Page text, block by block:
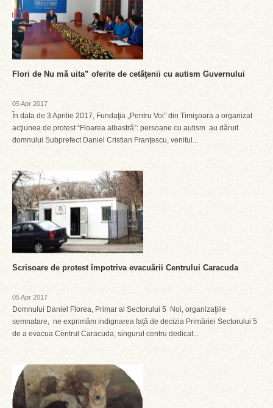
Flori de Nu mă uita” oferite de cetăţenii cu autism Guvernului
05 Apr 2017
În data de 3 Aprilie 2017, Fundaţia „Pentru Voi” din Timişoara a organizat
acţiunea de protest “Floarea albastră”: persoane cu autism au dăruit
domnului Subprefect Daniel Cristian Franţescu, venitul...
Scrisoare de protest împotriva evacuării Centrului Caracuda
05 Apr 2017
Domnului Daniel Florea, Primar al Sectorului 5 Noi, organizaţiile
semnatare, ne exprimăm indignarea față de decizia Primăriei Sectorului 5
de a evacua Centrul Caracuda, singurul centru dedicat...